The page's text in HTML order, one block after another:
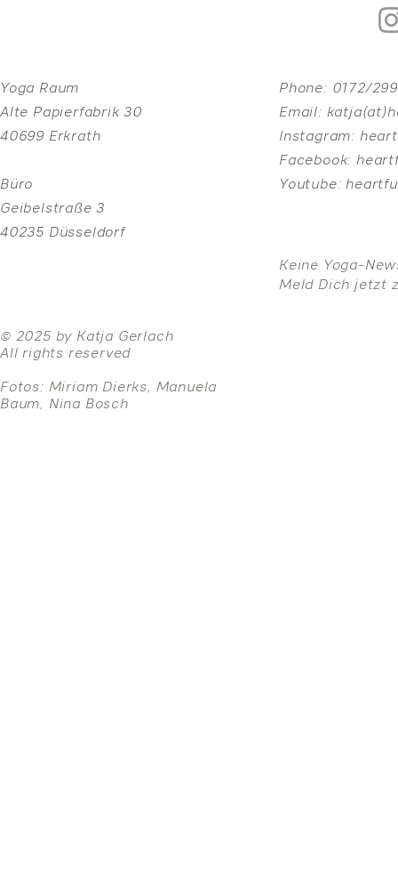
Yoga Raum
Alte Papierfabrik 30
40699 Erkrath
Büro
Geibelstraße 3
40235 Düsseldorf
Phone: 0172/
Email:
Instagram:
Facebook:
Youtube:
© 2025 by Katja Gerlach
All rights reserved
Fotos: Miriam Dierks, Manuela
Baum, Nina Bosch
Keine Yoga-
Meld Dich jetzt